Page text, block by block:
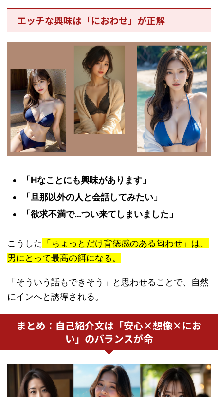
エッチな興味は「におわせ」が正解
「Hなことにも興味があります」
「旦那以外の人と会話してみたい」
「欲求不満で…つい来てしまいました」
こうした 「ちょっとだけ背徳感のある匂わせ」は、
男にとって最高の餌になる。
「そういう話もできそう」と思わせることで、自然
にインへと誘導される。
まとめ：自己紹介文は「安心×想像×にお
い」のバランスが命